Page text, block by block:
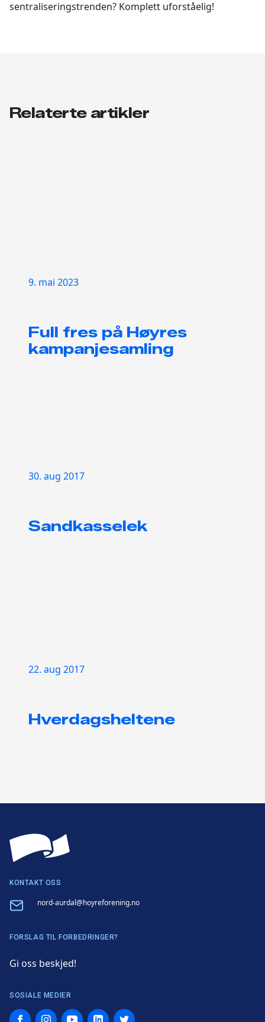
sentraliseringstrenden? Komplett uforståelig!
Relaterte artikler
9. mai 2023
Full fres på Høyres
kampanjesamling
30. aug 2017
Sandkasselek
22. aug 2017
Hverdagsheltene
KONTAKT OSS
Email nord-aurdal@hoyreforening.no
FORSLAG TIL FORBEDRINGER?
Gi oss beskjed!
SOSIALE MEDIER
FacebookInstagramYouTubeLinkedInTwitter